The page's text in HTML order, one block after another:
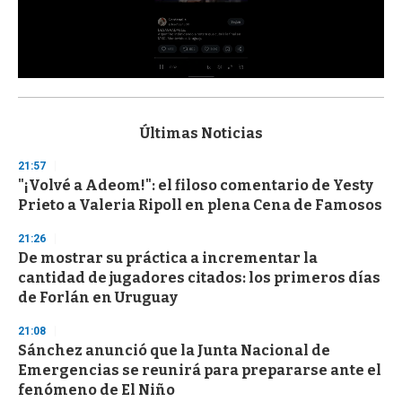
s
d
s
o
f
3
s
e
c
o
d
s
Últimas Noticias
21:57
"¡Volvé a Adeom!": el filoso comentario de Yesty
Prieto a Valeria Ripoll en plena Cena de Famosos
21:26
De mostrar su práctica a incrementar la
cantidad de jugadores citados: los primeros días
de Forlán en Uruguay
21:08
Sánchez anunció que la Junta Nacional de
Emergencias se reunirá para prepararse ante el
fenómeno de El Niño